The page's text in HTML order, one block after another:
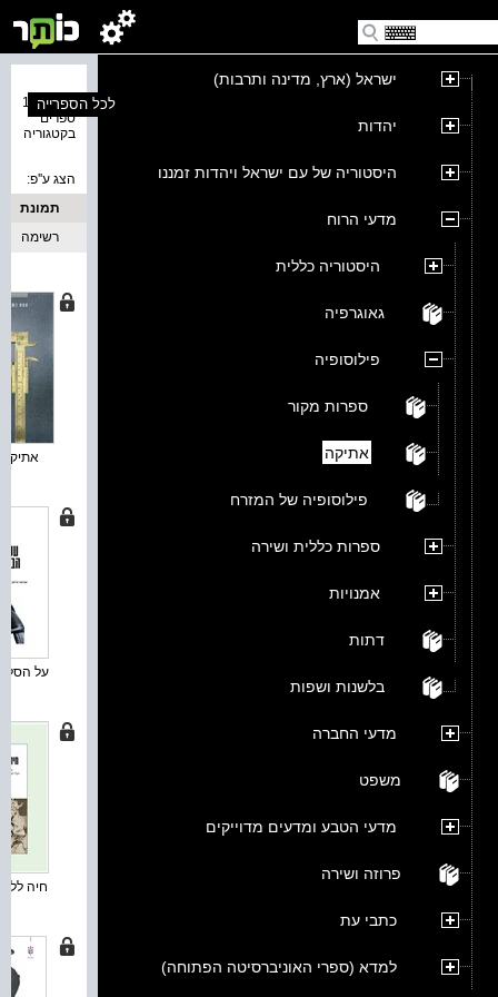
ישראל (ארץ, מדינה ותרבות)
יהדות
היסטוריה של עם ישראל ויהדות זמננו
מדעי הרוח
היסטוריה כללית
גאוגרפיה
פילוסופיה
ספרות מקור
אתיקה
פילוסופיה של המזרח
ספרות כללית ושירה
אמנויות
דתות
בלשנות ושפות
מדעי החברה
משפט
מדעי הטבע ומדעים מדוייקים
פרוזה ושירה
כתבי עת
למדא (ספרי האוניברסיטה הפתוחה)
נמצאו 17
ספרים
בקטגוריה
לכל הספרייה
הצג ע''פ:
תמונת
כריכה
רשימה
על
חיה